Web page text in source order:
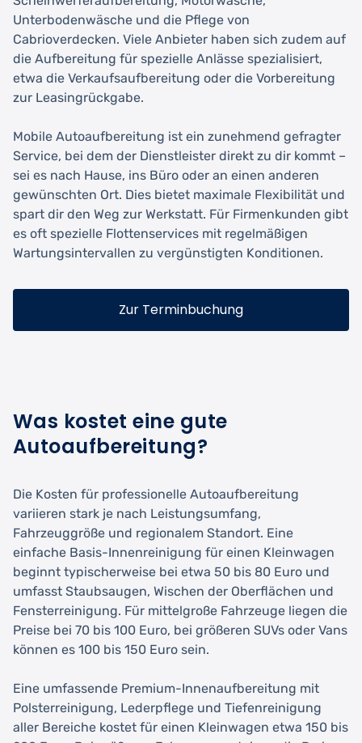
Unterbodenwäsche und die Pflege von
Cabrioverdecken. Viele Anbieter haben sich zudem auf
die Aufbereitung für spezielle Anlässe spezialisiert,
etwa die Verkaufsaufbereitung oder die Vorbereitung
zur Leasingrückgabe.
Mobile Autoaufbereitung ist ein zunehmend gefragter
Service, bei dem der Dienstleister direkt zu dir kommt –
sei es nach Hause, ins Büro oder an einen anderen
gewünschten Ort. Dies bietet maximale Flexibilität und
spart dir den Weg zur Werkstatt. Für Firmenkunden gibt
es oft spezielle Flottenservices mit regelmäßigen
Wartungsintervallen zu vergünstigten Konditionen.
Zur Terminbuchung
Was kostet eine gute
Autoaufbereitung?
Die Kosten für professionelle Autoaufbereitung
variieren stark je nach Leistungsumfang,
Fahrzeuggröße und regionalem Standort. Eine
einfache Basis-Innenreinigung für einen Kleinwagen
beginnt typischerweise bei etwa 50 bis 80 Euro und
umfasst Staubsaugen, Wischen der Oberflächen und
Fensterreinigung. Für mittelgroße Fahrzeuge liegen die
Preise bei 70 bis 100 Euro, bei größeren SUVs oder Vans
können es 100 bis 150 Euro sein.
Eine umfassende Premium-Innenaufbereitung mit
Polsterreinigung, Lederpflege und Tiefenreinigung
aller Bereiche kostet für einen Kleinwagen etwa 150 bis